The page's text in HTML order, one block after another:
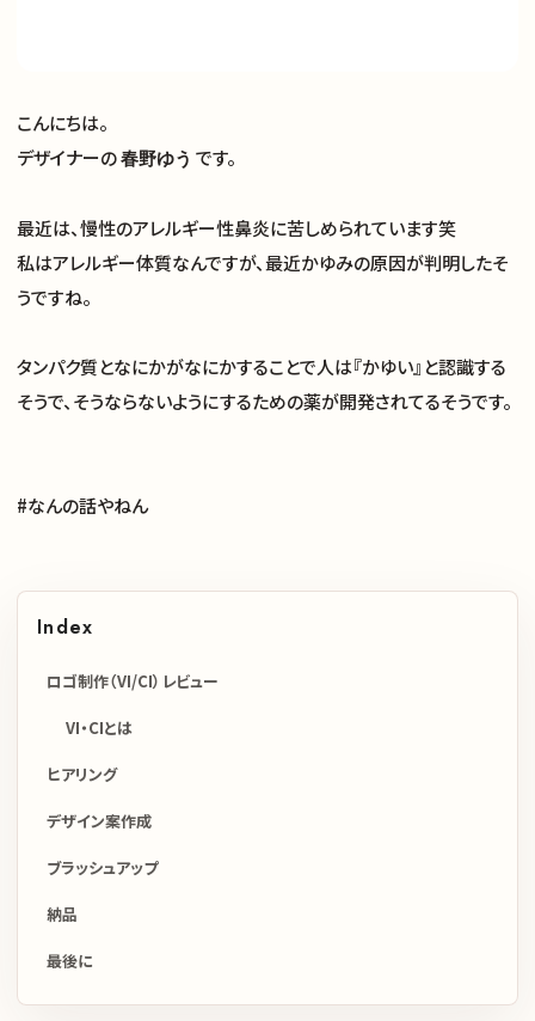
こんにちは。
デザイナーの春野ゆう です。
最近は、慢性のアレルギー性鼻炎に苦しめられています笑
私はアレルギー体質なんですが、最近かゆみの原因が判明したそ
うですね。
タンパク質となにかがなにかすることで人は『かゆい』と認識する
そうで、そうならないようにするための薬が開発されてるそうです。
#なんの話やねん
Index
ロゴ制作（VI/CI）レビュー
VI・CIとは
ヒアリング
デザイン案作成
ブラッシュアップ
納品
最後に